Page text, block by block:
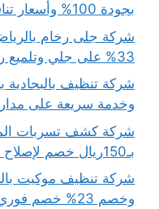
بجودة 100% وأسعار تنافسية
شركة جلى رخام
33% على جلي وتلميع رخام الدرج والمطبخ
شركة تنظيف
وخدمة سريعة على مدار
بـ150ريال خصم لإصلاح تسربات المياه
وخصم 23% خصم فوري اتصل بنا الان